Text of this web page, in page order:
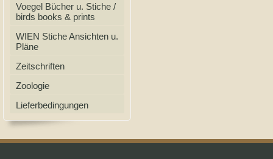
Voegel Bücher u. Stiche /
birds books & prints
WIEN Stiche Ansichten u.
Pläne
Zeitschriften
Zoologie
Lieferbedingungen